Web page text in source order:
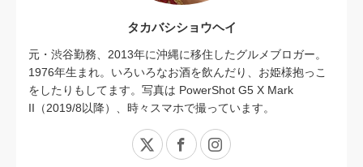
タカバシショウヘイ
元・渋谷勤務、2013年に沖縄に移住したグルメブロガー。
1976年生まれ。いろいろなお酒を飲んだり、お姫様抱っこ
をしたりもしてます。写真は PowerShot G5 X Mark
II（2019/8以降）、時々スマホで撮っています。
X FacebookInstagram